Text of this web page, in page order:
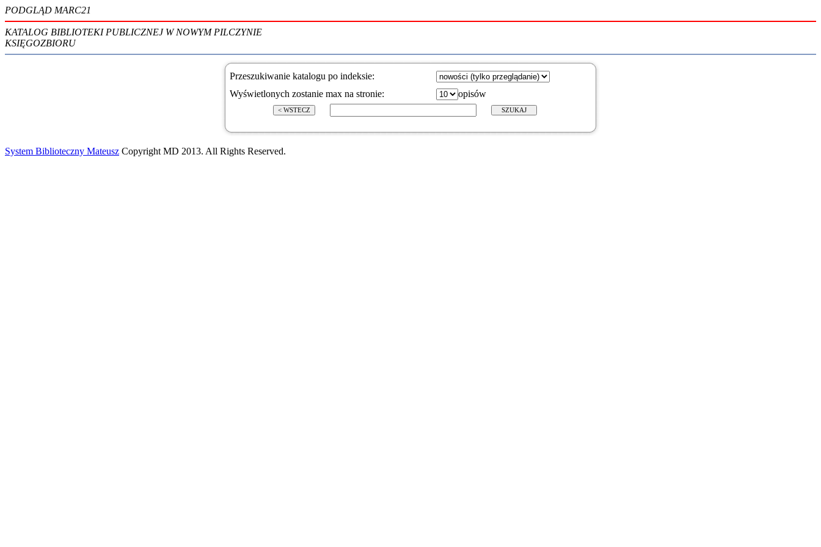
PODGLĄD MARC21
KATALOG BIBLIOTEKI PUBLICZNEJ W NOWYM PILCZYNIE
KSIĘGOZBIORU
Przeszukiwanie katalogu po indeksie:
Wyświetlonych zostanie max na stronie:
opisów
System Biblioteczny Mateusz Copyright MD 2013. All Rights Reserved.